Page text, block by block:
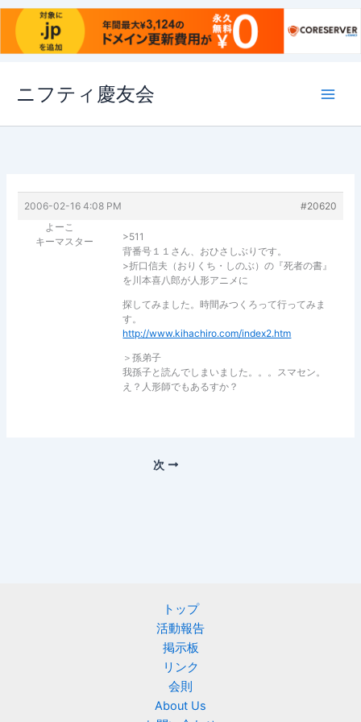
ス
ニフティ慶友会
2006-02-16 4:08 PM
#20620
よーこ
キーマスター
>511
背番号１１さん、おひさしぶりです。
>折口信夫（おりくち・しのぶ）の『死者の書』
を川本喜八郎が人形アニメに
探してみました。時間みつくろって行ってみま
す。
http://www.kihachiro.com/index2.htm
＞孫弟子
我孫子と読んでしまいました。。。スマセン。
え？人形師でもあるすか？
次
トップ
活動報告
掲示板
リンク
会則
About Us